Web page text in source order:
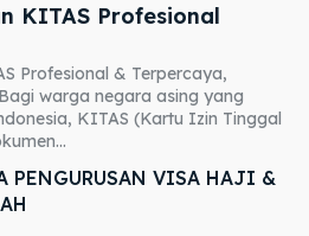
KITAS Profesional
Profesional & Terpercaya,
warga negara asing yang
KITAS (Kartu Izin Tinggal
PENGURUSAN VISA HAJI &